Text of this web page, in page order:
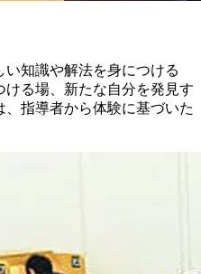
知識や解法を身につける
る場、新たな自分を発見す
指導者から体験に基づいた